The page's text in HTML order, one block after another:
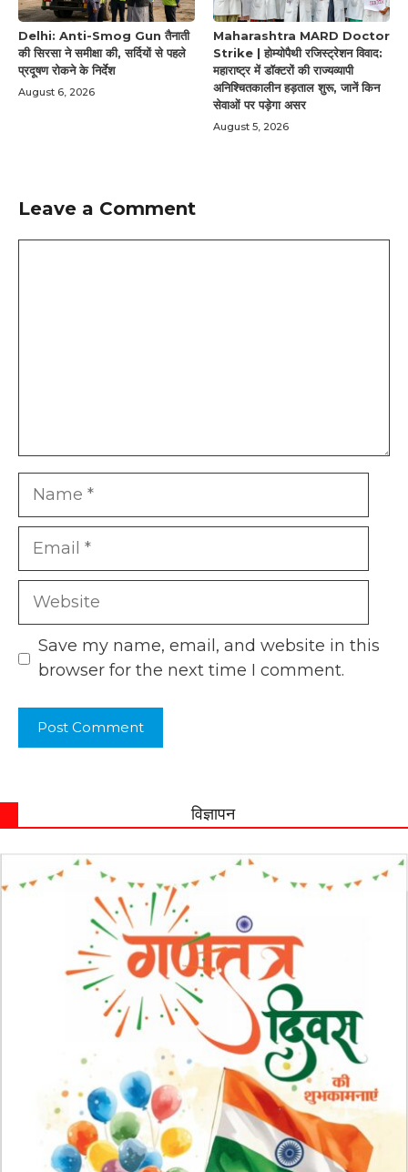
Delhi: Anti-Smog Gun तैनाती
की सिरसा ने समीक्षा की, सर्दियों से पहले
प्रदूषण रोकने के निर्देश
August 6, 2026
Maharashtra MARD Doctor
Strike | होम्योपैथी रजिस्ट्रेशन विवाद:
महाराष्ट्र में डॉक्टरों की राज्यव्यापी
अनिश्चितकालीन हड़ताल शुरू, जानें किन
सेवाओं पर पड़ेगा असर
August 5, 2026
Leave a Comment
Name
Email
Website
Save my name, email, and website in this
browser for the next time I comment.
विज्ञापन